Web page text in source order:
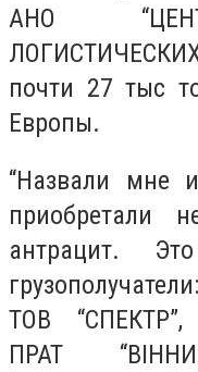
АНО
почти 27 тыс
Европы.
“Назвали мне
приобретали
антрацит.
ТОВ “СПЕКТР”,
ПРАТ